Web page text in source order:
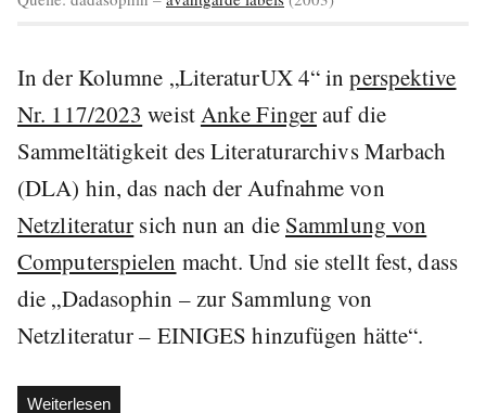
In der Kolumne „LiteraturUX 4“ inperspektive
Nr. 117/2023 weistAnke Fingerauf die
Sammeltätigkeit des Literaturarchivs Marbach
(DLA) hin, das nach der Aufnahme von
Netzliteratur sich nun an die Sammlung von
Computerspielen macht. Und sie stellt fest, dass
die „Dadasophin – zur Sammlung von
Netzliteratur – EINIGES hinzufügen hätte“.
Weiterlesen„tangKRAM